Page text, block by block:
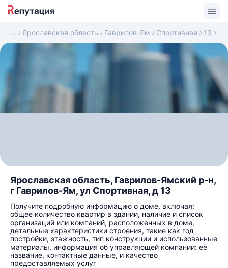
Ярославская область Гаврилов-Ям Спортивная 13
Ярославская область, Гаврилов-Ямский р-н,
г Гаврилов-Ям, ул Спортивная, д 13
Получите подробную информацию о доме, включая:
общее количество квартир в здании, наличие и список
организаций или компаний, расположенных в доме,
детальные характеристики строения, такие как год
постройки, этажность, тип конструкции и использованные
материалы, информация об управляющей компании: её
название, контактные данные, и качество
предоставляемых услуг